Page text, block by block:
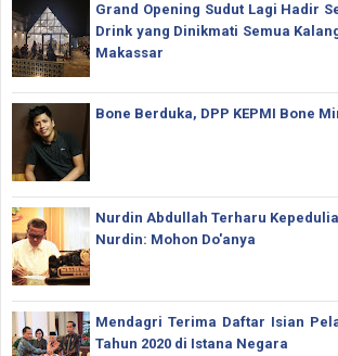
Grand Opening Sudut Lagi Hadir
Drink yang Dinikmati Semua
Makassar
Bone Berduka, DPP KEPMI Bone
Nurdin Abdullah Terharu
Nurdin: Mohon Do'anya
Mendagri Terima Daftar Isian
Tahun 2020 di Istana Negara